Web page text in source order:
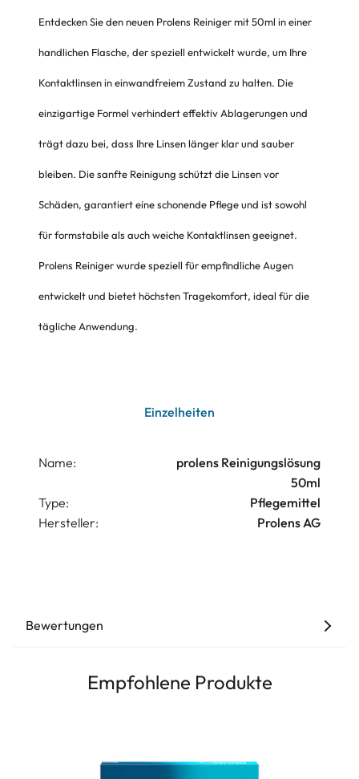
Entdecken Sie den neuen Prolens Reiniger mit 50ml in einer
handlichen Flasche, der speziell entwickelt wurde, um Ihre
Kontaktlinsen in einwandfreiem Zustand zu halten. Die
einzigartige Formel verhindert effektiv Ablagerungen und
trägt dazu bei, dass Ihre Linsen länger klar und sauber
bleiben. Die sanfte Reinigung schützt die Linsen vor
Schäden, garantiert eine schonende Pflege und ist sowohl
für formstabile als auch weiche Kontaktlinsen geeignet.
Prolens Reiniger wurde speziell für empfindliche Augen
entwickelt und bietet höchsten Tragekomfort, ideal für die
tägliche Anwendung.
Einzelheiten
Name:
prolens Reinigungslösung
50ml
Type:
Pflegemittel
Hersteller:
Prolens AG
Bewertungen
Empfohlene Produkte